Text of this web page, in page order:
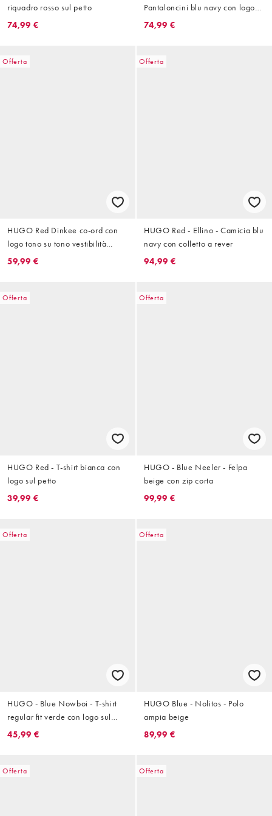
riquadro rosso sul petto
74,99 €
Pantaloncini blu navy con logo
tono su tono in coordinato
74,99 €
Offerta
HUGO Red Dinkee co-ord con
logo tono su tono vestibilità
oversize T-shirt navy
59,99 €
Offerta
HUGO Red - Ellino - Camicia blu
navy con colletto a rever
94,99 €
Offerta
HUGO Red - T-shirt bianca con
logo sul petto
39,99 €
Offerta
HUGO - Blue Neeler - Felpa
beige con zip corta
99,99 €
Offerta
HUGO - Blue Nowboi - T-shirt
regular fit verde con logo sul
petto
45,99 €
Offerta
HUGO Blue - Nolitos - Polo
ampia beige
89,99 €
Offerta Offerta